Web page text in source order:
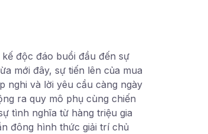
độc đáo buổi đầu đến sự
mới đây, sự tiến lên của mua
nghi và lời yêu cầu càng ngày
ra quy mô phụ cùng chiến
tình nghĩa từ hàng triệu gia
đông hình thức giải trí chủ